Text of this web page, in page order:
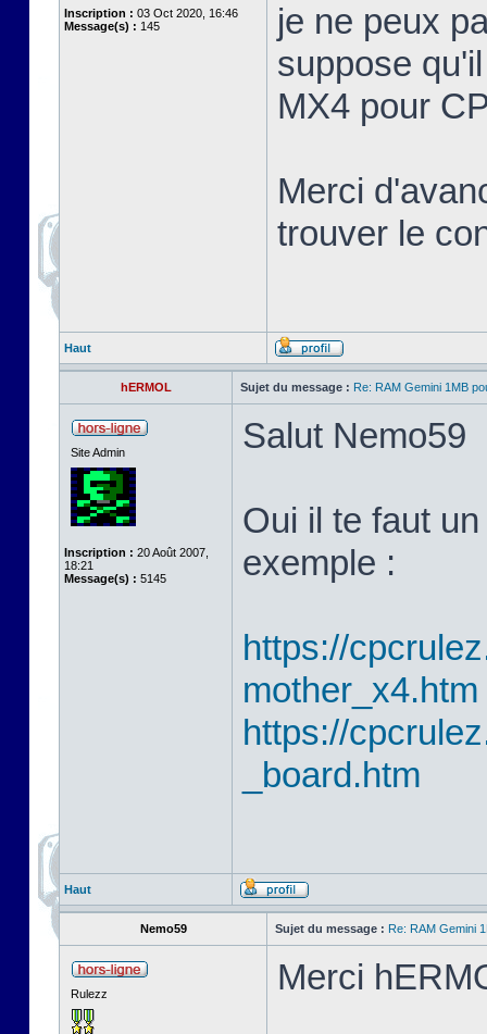
Inscription : 03 Oct 2020, 16:46
Message(s) : 145
je ne peux
suppose
MX4 pour
Merci
trouver le
Haut
hERMOL Sujet du message : Re: RAM Gemini 1MB
Site Admin
Inscription : 20 Août 2007,
18:21
Message(s) : 5145
Salut Nemo59
Oui il te faut
exemple :
https://
mother_x4.htm
https://
_board.htm
Haut
Nemo59 Sujet du message : Re: RAM Gemini
Rulezz Merci